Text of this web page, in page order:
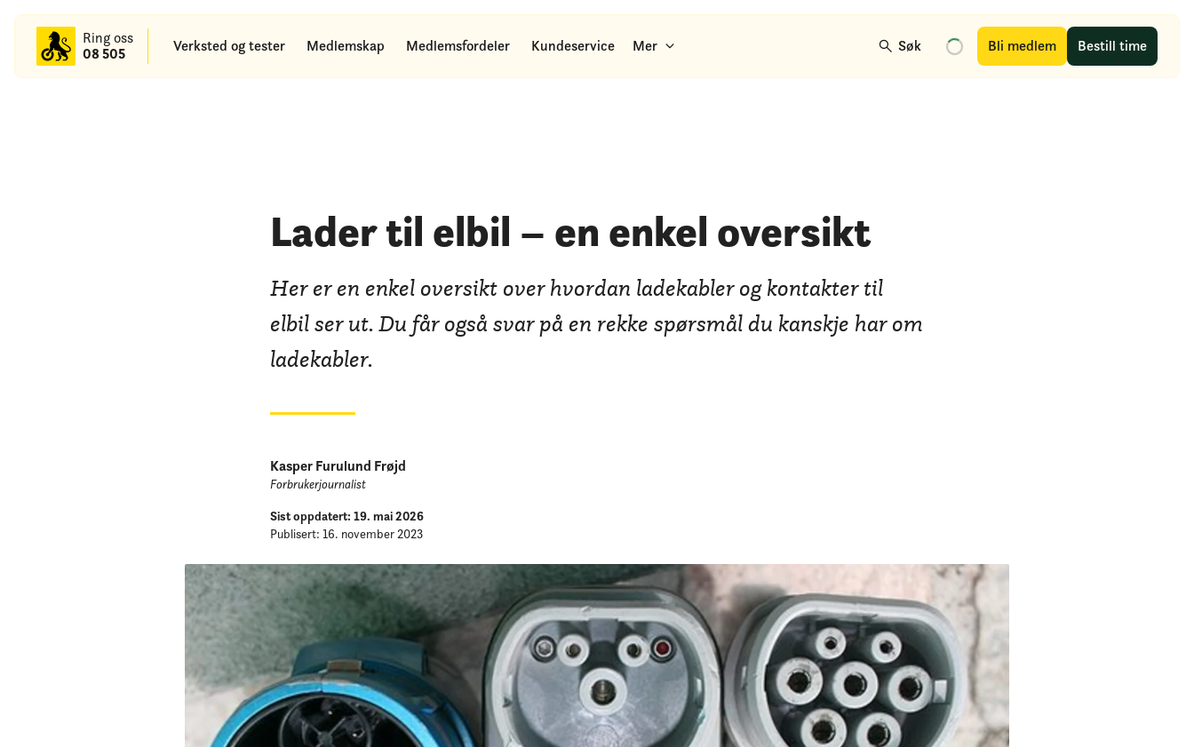
Ring oss
08 505
Verksted og tester Medlemskap Medlemsfordeler Kundeservice Mer Søk Bli medlem Bestill time
hovedinnhold
Lader til elbil – en enkel oversikt
Her er en enkel oversikt over hvordan ladekabler og kontakter til
elbil ser ut. Du får også svar på en rekke spørsmål du kanskje har om
ladekabler.
Kasper Furulund Frøjd
Forbrukerjournalist
Sist oppdatert: 19. mai 2026
Publisert: 16. november 2023